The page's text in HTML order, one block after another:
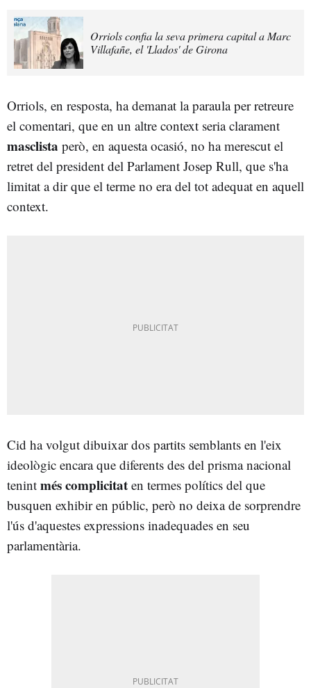
Orriols confia la seva primera capital a Marc
Villafañe, el 'Llados' de Girona
Orriols, en resposta, ha demanat la paraula per retreure
el comentari, que en un altre context seria clarament
masclista però, en aquesta ocasió, no ha merescut el
retret del president del Parlament Josep Rull, que s'ha
limitat a dir que el terme no era del tot adequat en aquell
context.
Cid ha volgut dibuixar dos partits semblants en l'eix
ideològic encara que diferents des del prisma nacional
tenint més complicitat en termes polítics del que
busquen exhibir en públic, però no deixa de sorprendre
l'ús d'aquestes expressions inadequades en seu
parlamentària.